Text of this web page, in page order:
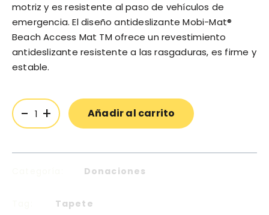
motriz y es resistente al paso de vehículos de
emergencia. El diseño antideslizante Mobi-Mat®
Beach Access Mat TM ofrece un revestimiento
antideslizante resistente a las rasgaduras, es firme y
estable.
- + Añadir al carrito
Donaciones
Tapete